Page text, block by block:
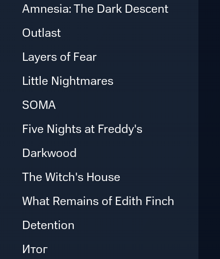
Amnesia: The Dark Descent
Outlast
Layers of Fear
Little Nightmares
SOMA
Five Nights at Freddy's
Darkwood
The Witch's House
What Remains of Edith Finch
Detention
Итог